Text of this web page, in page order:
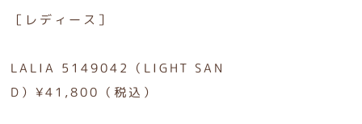
［レディース］
LALIA 5149042（LIGHT SAN
D）¥41,800（税込）